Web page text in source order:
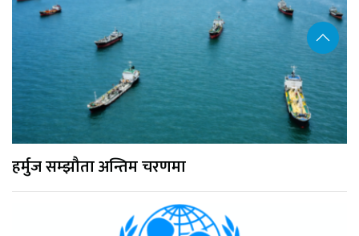
हर्मुज सम्झौता अन्तिम चरणमा